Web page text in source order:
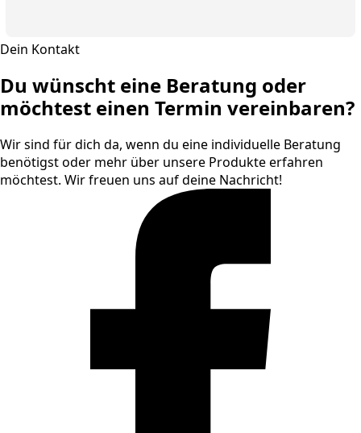
Dein Kontakt
Du wünscht eine Beratung oder
möchtest einen Termin vereinbaren?
Wir sind für dich da, wenn du eine individuelle Beratung
benötigst oder mehr über unsere Produkte erfahren
möchtest. Wir freuen uns auf deine Nachricht!